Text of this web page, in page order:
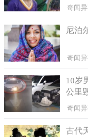
过卫星看到的真龙凤凰，
只有还是许多人拍摄到
川，谈不上是真龙。
尽管此次卫星看到的
地理学匪夷所思的，或
仅仅运用某类方法掩藏，
龙现身事件。
奇闻
尼泊
奇闻
10岁
公里
奇闻
古代